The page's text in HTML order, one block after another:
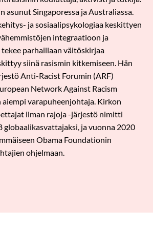
asunut Singaporessa ja Australiassa.
ja sosiaalipsykologiaa keskittyen
integraatioon ja
parhaillaan väitöskirjaa
siinä rasismin kitkemiseen. Hän
Anti-Racist Forumin (ARF)
Network Against Racism
aiempi varapuheenjohtaja. Kirkon
ilman rajoja -järjestö nimitti
globaalikasvattajaksi, ja vuonna 2020
Obama Foundationin
ohjelmaan.